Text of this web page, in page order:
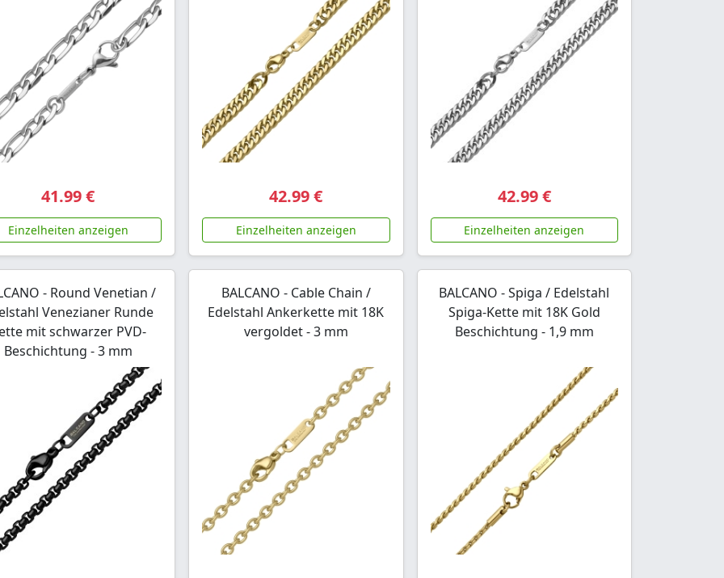
41.99 €
Einzelheiten anzeigen
42.99 €
Einzelheiten anzeigen
42.99 €
Einzelheiten anzeigen
- Round Venetian /
Venezianer Runde
mit schwarzer PVD-
Beschichtung - 3 mm
BALCANO - Cable Chain /
Edelstahl Ankerkette mit 18K
vergoldet - 3 mm
BALCANO - Spiga / Edelstahl
Spiga-Kette mit 18K Gold
Beschichtung - 1,9 mm